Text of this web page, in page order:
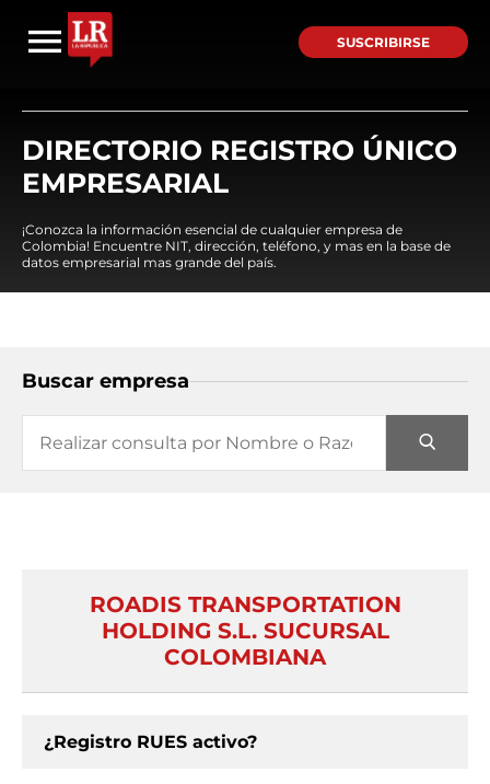
SUSCRIBIRSE
DIRECTORIO REGISTRO ÚNICO
EMPRESARIAL
¡Conozca la información esencial de cualquier empresa de
Colombia! Encuentre NIT, dirección, teléfono, y mas en la base de
datos empresarial mas grande del país.
Buscar empresa
ROADIS TRANSPORTATION
HOLDING S.L. SUCURSAL
COLOMBIANA
¿Registro RUES activo?